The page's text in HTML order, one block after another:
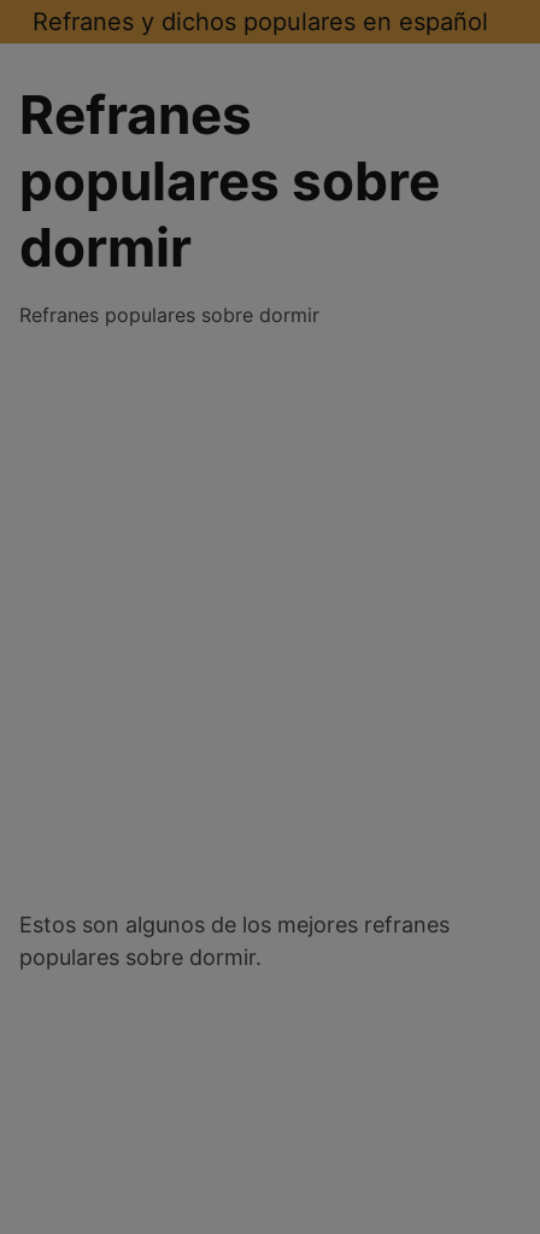
Saltar
al
Refranes y dichos populares en español
Refranes
populares sobre
dormir
Refranes populares sobre dormir
Estos son algunos de los mejores refranes
populares sobre dormir.